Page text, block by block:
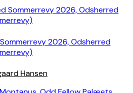
2026, Odsherred
Hansen